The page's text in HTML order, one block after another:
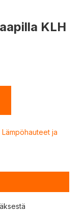
KLH
Lämpöhauteet ja